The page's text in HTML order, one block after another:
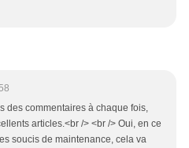
des commentaires à chaque fois,
articles.<br /> <br /> Oui, en ce
soucis de maintenance, cela va